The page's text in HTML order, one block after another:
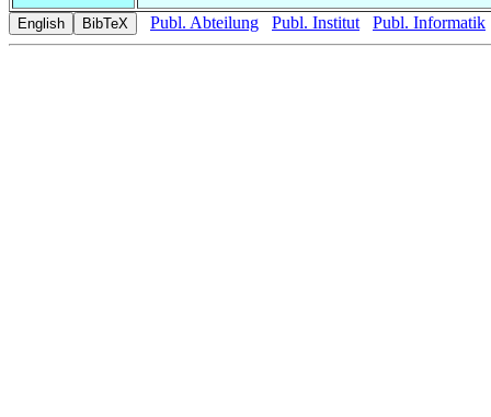
Publ. Abteilung Publ. Institut Publ. Informatik